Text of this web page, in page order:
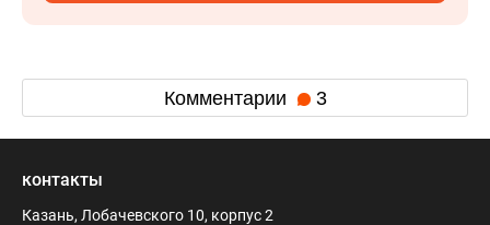
Комментарии 3
контакты
Казань, Лобачевского 10, корпус 2